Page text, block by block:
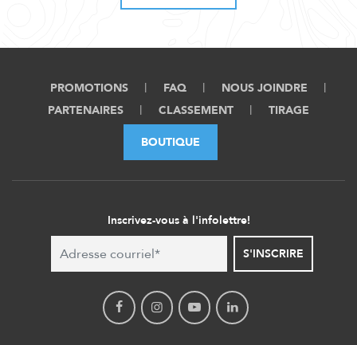
PROMOTIONS FAQ
NOUS JOINDRE
PARTENAIRES
CLASSEMENT TIRAGE
BOUTIQUE
Inscrivez-vous à l'infolettre!
S'INSCRIRE